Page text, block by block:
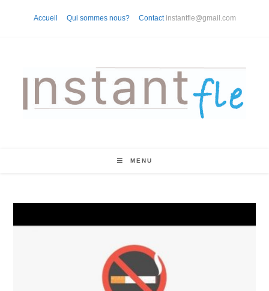
Accueil Qui sommes nous? Contact instantfle@gmail.com
MENU